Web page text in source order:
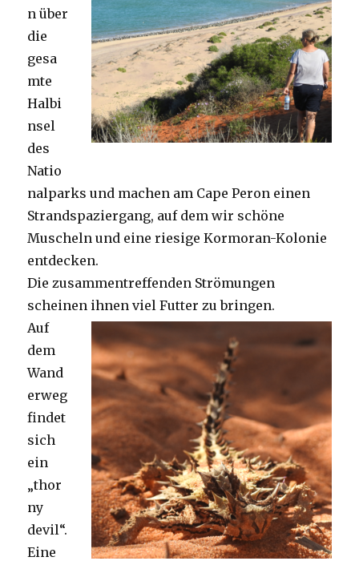
n über
die
gesa
mte
Halbi
nsel
des
Natio
nalparks und machen am Cape Peron einen
Strandspaziergang, auf dem wir schöne
Muscheln und eine riesige Kormoran-Kolonie
entdecken.
Die zusammentreffenden Strömungen
scheinen ihnen viel Futter zu bringen.
Auf
dem
Wand
erweg
findet
sich
ein
„thor
ny
devil“.
Eine